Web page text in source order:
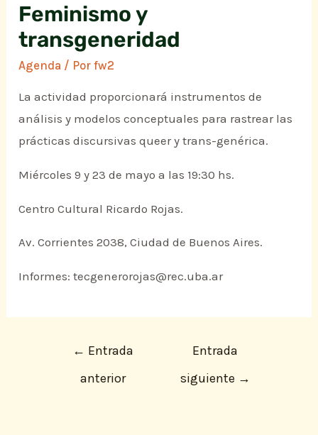
Feminismo y
transgeneridad
Agenda / Porfw2
La actividad proporcionará instrumentos de
análisis y modelos conceptuales para rastrear las
prácticas discursivas queer y trans-genérica.
Miércoles 9 y 23 de mayo a las 19:30 hs.
Centro Cultural Ricardo Rojas.
Av. Corrientes 2038, Ciudad de Buenos Aires.
Informes: tecgenerorojas@rec.uba.ar
← Entrada
anterior
Entrada
siguiente →